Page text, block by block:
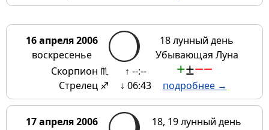
16 апреля 2006
воскресенье
18 лунный день
Убывающая Луна
Скорпион ♏
Стрелец ♐
↑ --:--
↓ 06:43
+±−−
подробнее →
17 апреля 2006
18, 19 лунный день